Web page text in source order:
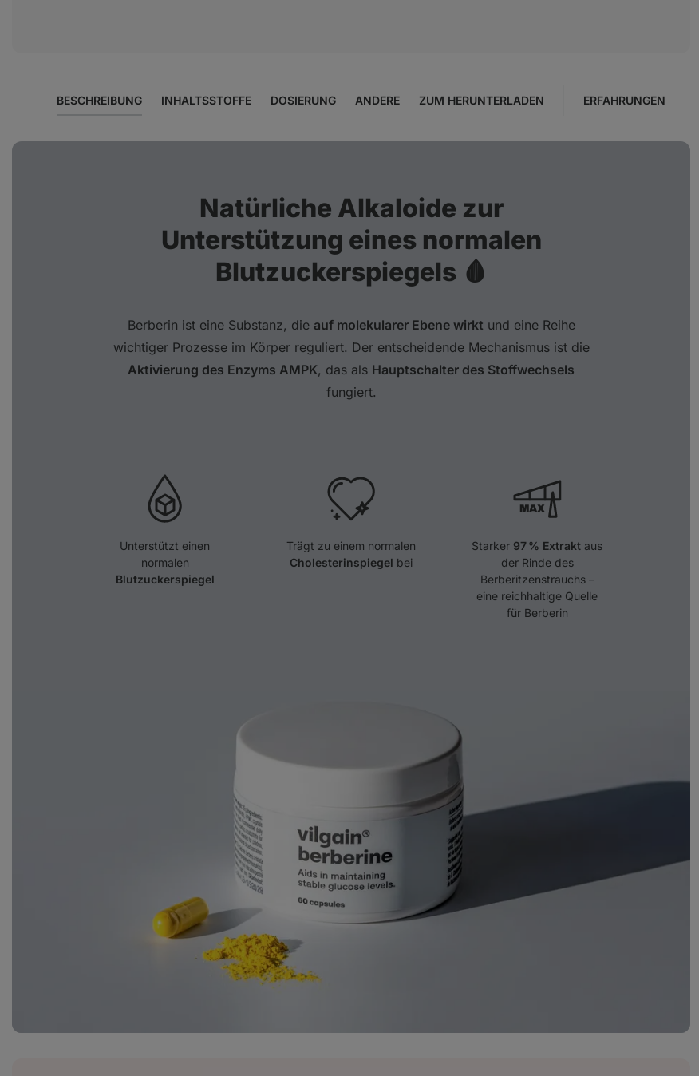
BESCHREIBUNG INHALTSSTOFFE DOSIERUNG ANDERE ZUM HERUNTERLADEN ERFAHRUNGEN
Natürliche Alkaloide zur
Unterstützung eines normalen
Blutzuckerspiegels 🩸
Berberin ist eine Substanz, die auf molekularer Ebene wirkt und eine Reihe
wichtiger Prozesse im Körper reguliert. Der entscheidende Mechanismus ist die
Aktivierung des Enzyms AMPK, das als Hauptschalter des Stoffwechsels
fungiert.
Unterstützt einen
normalen
Blutzuckerspiegel
Trägt zu einem normalen
Cholesterinspiegel bei
Starker 97 % Extrakt aus
der Rinde des
Berberitzenstrauchs –
eine reichhaltige Quelle
für Berberin